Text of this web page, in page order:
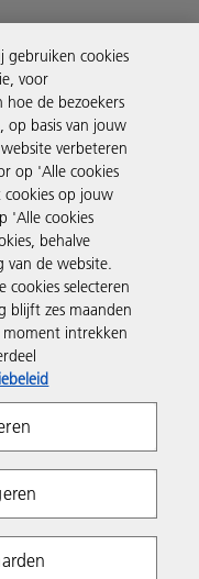
website
gebruiken cookies
voor
de bezoekers
op basis van jouw
verbeteren
op 'Alle cookies
cookies op jouw
'Alle cookies
behalve
van de website.
selecteren
blijft zes maanden
intrekken